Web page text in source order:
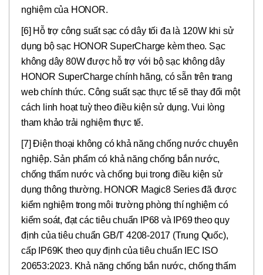
nghiệm của HONOR.
[6] Hỗ trợ công suất sạc có dây tối đa là 120W khi sử
dụng bộ sạc HONOR SuperCharge kèm theo. Sạc
không dây 80W được hỗ trợ với bộ sạc không dây
HONOR SuperCharge chính hãng, có sẵn trên trang
web chính thức. Công suất sạc thực tế sẽ thay đổi một
cách linh hoạt tuỳ theo điều kiện sử dụng. Vui lòng
tham khảo trải nghiệm thực tế.
[7] Điện thoại không có khả năng chống nước chuyên
nghiệp. Sản phẩm có khả năng chống bắn nước,
chống thấm nước và chống bụi trong điều kiện sử
dụng thông thường. HONOR Magic8 Series đã được
kiểm nghiệm trong môi trường phòng thí nghiệm có
kiểm soát, đạt các tiêu chuẩn IP68 và IP69 theo quy
định của tiêu chuẩn GB/T 4208-2017 (Trung Quốc),
cấp IP69K theo quy định của tiêu chuẩn IEC ISO
20653:2023. Khả năng chống bắn nước, chống thấm